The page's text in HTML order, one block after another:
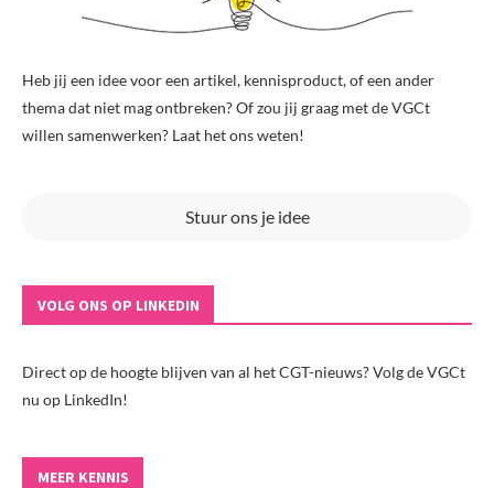
Heb jij een idee voor een artikel, kennisproduct, of een ander
thema dat niet mag ontbreken? Of zou jij graag met de VGCt
willen samenwerken? Laat het ons weten!
Stuur ons je idee
VOLG ONS OP LINKEDIN
Direct op de hoogte blijven van al het CGT-nieuws? Volg de VGCt
nu op LinkedIn!
MEER KENNIS